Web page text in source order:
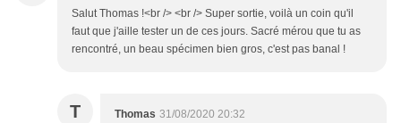
Salut Thomas !<br /> <br /> Super sortie, voilà un coin qu'il
faut que j'aille tester un de ces jours. Sacré mérou que tu as
rencontré, un beau spécimen bien gros, c'est pas banal !
T Thomas 31/08/2020 20:32